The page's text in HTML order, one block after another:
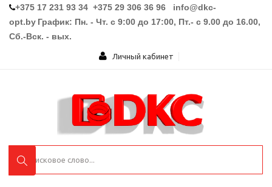
+375 17 231 93 34 +375 29 306 36 96 info@dkc-
opt.by График: Пн. - Чт. с 9:00 до 17:00, Пт.- с 9.00 до 16.00,
Сб.-Вск. - вых.
Личный кабинет